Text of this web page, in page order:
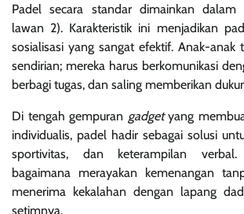
Padel secara standar dimainkan
lawan 2). Karakteristik ini menjadikan
sosialisasi yang sangat efektif. Anak-anak
sendirian; mereka harus berkomunikasi
berbagi tugas, dan saling memberikan
Di tengah gempuran gadgetyang
individualis, padel hadir sebagai solusi
sportivitas, dan keterampilan
bagaimana merayakan kemenangan
menerima kekalahan dengan lapang
setimnya.